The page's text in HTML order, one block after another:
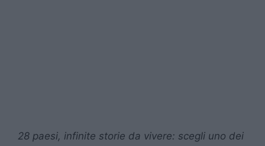
28 paesi, infinite storie da vivere: scegli uno dei